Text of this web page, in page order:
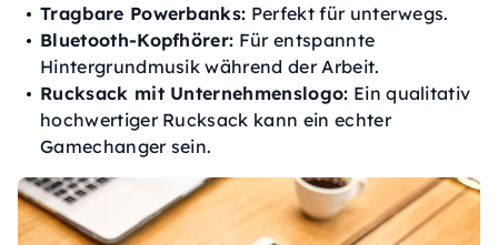
Tragbare Powerbanks: Perfekt für unterwegs.
Bluetooth-Kopfhörer: Für entspannte
Hintergrundmusik während der Arbeit.
Rucksack mit Unternehmenslogo: Ein qualitativ
hochwertiger Rucksack kann ein echter
Gamechanger sein.